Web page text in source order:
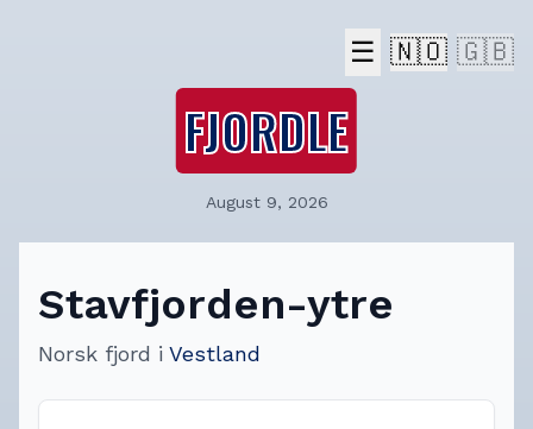
☰ 🇳🇴 🇬🇧
FJORDLE
August 9, 2026
Stavfjorden-ytre
Norsk fjord i Vestland